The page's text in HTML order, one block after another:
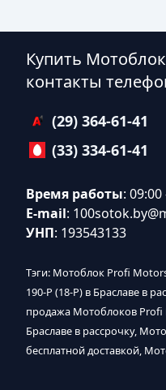
Купить
контакты
(29) 364-61-41
(33) 334-61-41
Время работы:
E-mail:
УНП: 193543133
Тэги: Мотоблок Profi
190-P (18-P) в Браславе в
продажа Мотоблоков Profi
Браславе в рассрочку,
бесплатной доставкой,